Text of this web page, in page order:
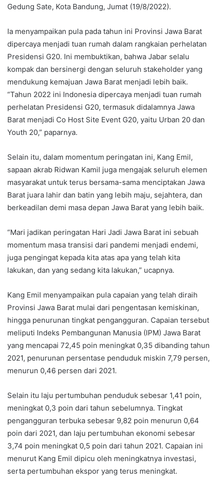
Gedung Sate, Kota Bandung, Jumat (19/8/2022).
Ia menyampaikan pula pada tahun ini Provinsi Jawa Barat
dipercaya menjadi tuan rumah dalam rangkaian perhelatan
Presidensi G20. Ini membuktikan, bahwa Jabar selalu
kompak dan bersinergi dengan seluruh stakeholder yang
mendukung kemajuan Jawa Barat menjadi lebih baik.
“Tahun 2022 ini Indonesia dipercaya menjadi tuan rumah
perhelatan Presidensi G20, termasuk didalamnya Jawa
Barat menjadi Co Host Site Event G20, yaitu Urban 20 dan
Youth 20,” paparnya.
Selain itu, dalam momentum peringatan ini, Kang Emil,
sapaan akrab Ridwan Kamil juga mengajak seluruh elemen
masyarakat untuk terus bersama-sama menciptakan Jawa
Barat juara lahir dan batin yang lebih maju, sejahtera, dan
berkeadilan demi masa depan Jawa Barat yang lebih baik.
“Mari jadikan peringatan Hari Jadi Jawa Barat ini sebuah
momentum masa transisi dari pandemi menjadi endemi,
juga pengingat kepada kita atas apa yang telah kita
lakukan, dan yang sedang kita lakukan,” ucapnya.
Kang Emil menyampaikan pula capaian yang telah diraih
Provinsi Jawa Barat mulai dari pengentasan kemiskinan,
hingga penurunan tingkat pengangguran. Capaian tersebut
meliputi Indeks Pembangunan Manusia (IPM) Jawa Barat
yang mencapai 72,45 poin meningkat 0,35 dibanding tahun
2021, penurunan persentase penduduk miskin 7,79 persen,
menurun 0,46 persen dari 2021.
Selain itu laju pertumbuhan penduduk sebesar 1,41 poin,
meningkat 0,3 poin dari tahun sebelumnya. Tingkat
pengangguran terbuka sebesar 9,82 poin menurun 0,64
poin dari 2021, dan laju pertumbuhan ekonomi sebesar
3,74 poin meningkat 0,5 poin dari tahun 2021. Capaian ini
menurut Kang Emil dipicu oleh meningkatnya investasi,
serta pertumbuhan ekspor yang terus meningkat.